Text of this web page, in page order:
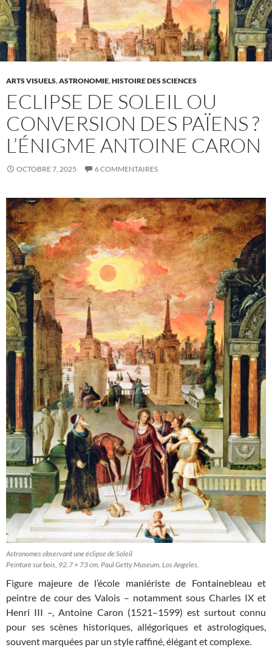
ARTS VISUELS,ASTRONOMIE,HISTOIRE DES SCIENCES
ECLIPSE DE SOLEIL OU
CONVERSION DES PAÏENS ?
L’ÉNIGME ANTOINE CARON
OCTOBRE 7, 2025 6 COMMENTAIRES
Astronomes observant une éclipse de Soleil
Peinture sur bois, 92.7 × 73 cm, Paul Getty Museum, Los Angeles,
Figure majeure de l’école maniériste de Fontainebleau et
peintre de cour des Valois – notamment sous Charles IX et
Henri III –, Antoine Caron (1521–1599) est surtout connu
pour ses scènes historiques, allégoriques et astrologiques,
souvent marquées par un style raffiné, élégant et complexe.